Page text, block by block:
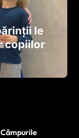
le
copiilor
Câmpurile